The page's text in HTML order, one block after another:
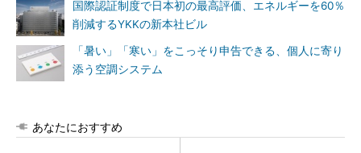
国際認証制度で日本初の最高評価、エネルギーを60％
削減するYKKの新本社ビル
「暑い」「寒い」をこっそり申告できる、個人に寄り
添う空調システム
あなたにおすすめ